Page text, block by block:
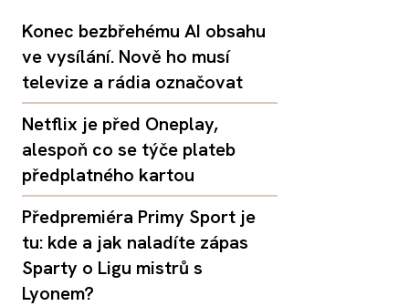
Konec bezbřehému AI obsahu
ve vysílání. Nově ho musí
televize a rádia označovat
Netflix je před Oneplay,
alespoň co se týče plateb
předplatného kartou
Předpremiéra Primy Sport je
tu: kde a jak naladíte zápas
Sparty o Ligu mistrů s
Lyonem?